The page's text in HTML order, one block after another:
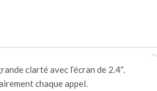
clarté avec l’écran de 2.4″.
chaque appel.